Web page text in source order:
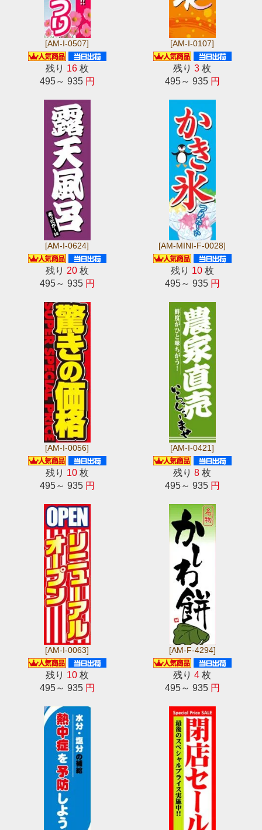
[AM-I-0507]
残り 16枚
495～ 935 円
[AM-I-0107]
残り3 枚
495～ 935 円
[AM-I-0624]
残り 20枚
495～ 935 円
[AM-MINI-F-0028]
残り 10枚
495～ 935 円
[AM-I-0056]
残り 10枚
495～ 935 円
[AM-I-0421]
残り8 枚
495～ 935 円
[AM-I-0063]
残り 10枚
495～ 935 円
[AM-F-4294]
残り4 枚
495～ 935 円